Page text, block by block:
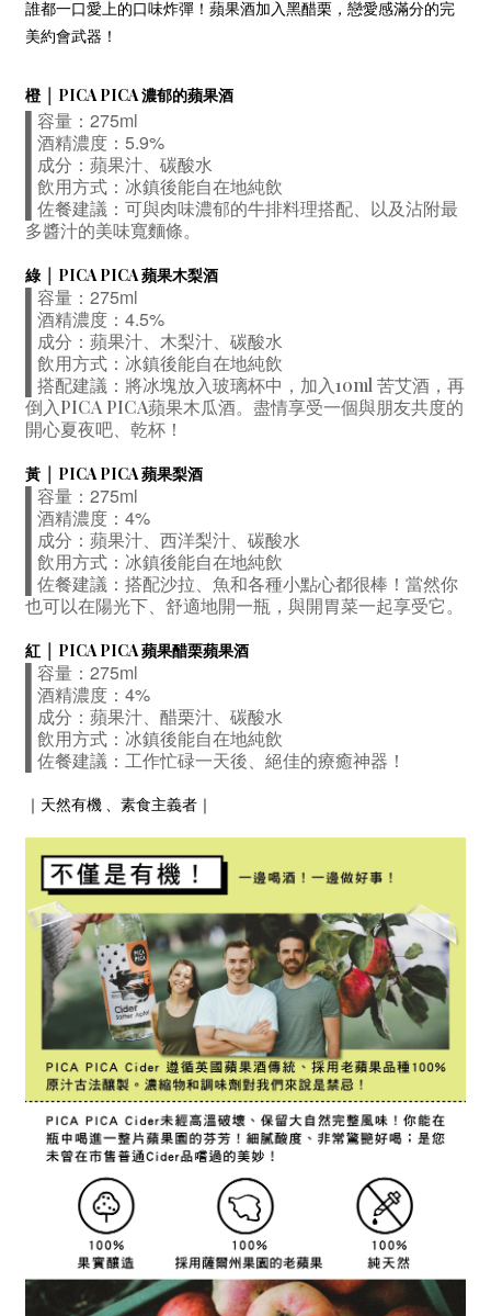
誰都一口愛上的口味炸彈！蘋果酒加入黑醋栗，戀愛感滿分的完
美約會武器！
橙 ｜ PICA PICA 濃郁的蘋果酒
▌容量：275ml
▌酒精濃度：5.9%
▌成分 ： 蘋果汁、碳酸水
▌飲用方式 ： 冰鎮後能自在地純飲
▌佐餐建議：可與肉味濃郁的牛排料理搭配、以及沾附最
多醬汁的美味寬麵條。
綠 ｜ PICA PICA 蘋果木梨酒
▌容量：275ml
▌酒精濃度：4.5%
▌成分 ： 蘋果汁、木梨汁、碳酸水
▌飲用方式 ： 冰鎮後能自在地純飲
搭配建議： 將冰塊放入玻璃杯中，加入10ml 苦艾酒，再
倒入PICA PICA蘋果木瓜酒。盡情享受一個與朋友共度的
開心夏夜吧、乾杯！
黃 ｜ PICA PICA 蘋果梨酒
▌容量：275ml
▌酒精濃度：4%
▌成分 ： 蘋果汁、西洋梨汁、碳酸水
▌飲用方式 ： 冰鎮後能自在地純飲
▌佐餐建議：搭配沙拉、魚和各種小點心都很棒！當然你
也可以在陽光下、舒適地開一瓶，與開胃菜一起享受它。
紅 ｜ PICA PICA 蘋果醋栗蘋果酒
▌容量：275ml
▌酒精濃度：4%
▌成分 ： 蘋果汁、 醋栗汁、碳酸水
▌飲用方式 ： 冰鎮後能自在地純飲
▌佐餐建議： 工作忙碌一天後、絕佳的療癒神器 ！
｜天然有機 、 素食主義者 ｜